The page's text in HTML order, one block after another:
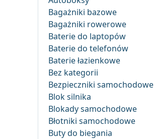
Bagażniki bazowe
Bagażniki rowerowe
Baterie do laptopów
Baterie do telefonów
Baterie łazienkowe
Bez kategorii
Bezpieczniki samochodowe
Blok silnika
Blokady samochodowe
Błotniki samochodowe
Buty do biegania